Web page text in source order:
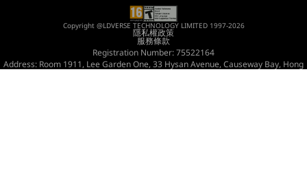
Copyright @LDVERSE TECHNOLOGY LIMITED 1997-2026
隱私權政策
服務條款
Registration Number: 75522164
Address: Room 1911, Lee Garden One, 33 Hysan Avenue, Causeway Bay, Hong
Kong